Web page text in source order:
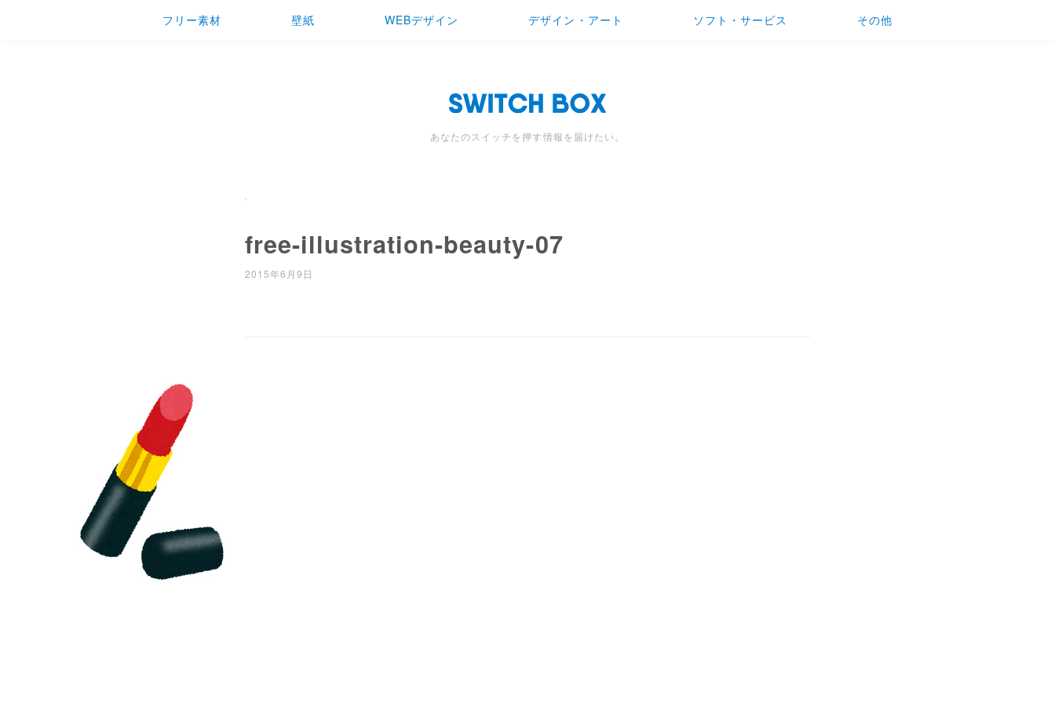
フリー素材 壁紙 WEBデザイン デザイン・アート ソフト・サービス その他
あなたのスイッチを押す情報を届けたい。
free-illustration-beauty-07
2015年6月9日